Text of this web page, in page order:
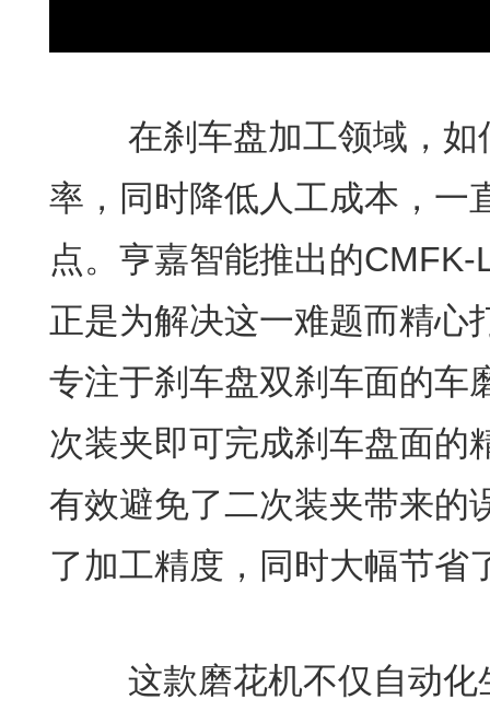
在刹车盘加工领域，如
率，同时降低人工成本，一
点。亨嘉智能推出的
正是为解决这一难题而精心
专注于刹车盘双刹车面的车
次装夹即可完成刹车盘面的
有效避免了二次装夹带来的
了加工精度，同时大幅节省
这款磨花机不仅自动化